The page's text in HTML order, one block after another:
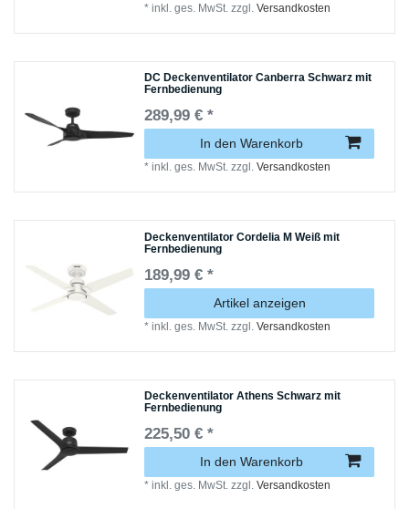
*inkl. ges. MwSt. zzgl.Versandkosten
DC Deckenventilator Canberra Schwarz mit
Fernbedienung
289,99 € *
In den Warenkorb
*inkl. ges. MwSt. zzgl.Versandkosten
Deckenventilator Cordelia M Weiß mit
Fernbedienung
189,99 € *
Artikel anzeigen
*inkl. ges. MwSt. zzgl.Versandkosten
Deckenventilator Athens Schwarz mit
Fernbedienung
225,50 € *
In den Warenkorb
*inkl. ges. MwSt. zzgl.Versandkosten